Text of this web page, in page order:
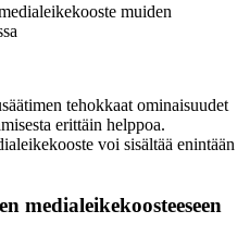
muiden
tehokkaat ominaisuudet
erittäin helppoa.
voi sisältää enintään
medialeikekoosteeseen